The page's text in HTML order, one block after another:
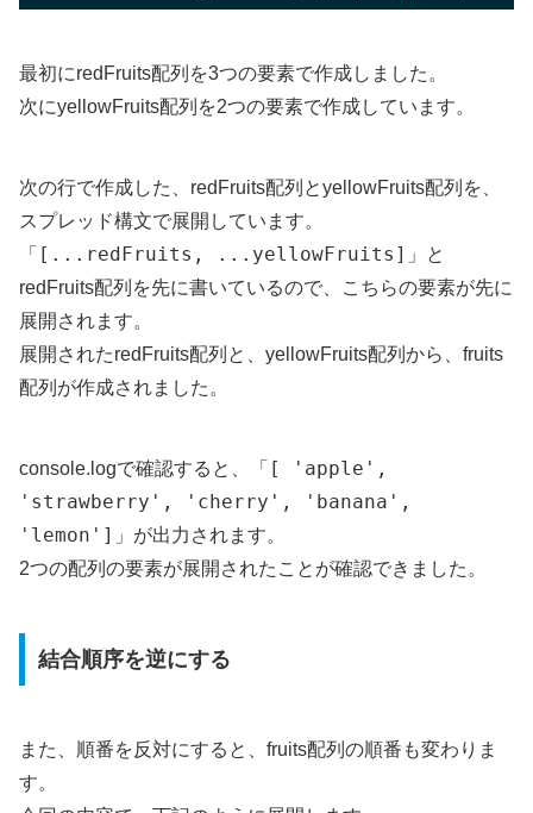
最初にredFruits配列を3つの要素で作成しました。
次にyellowFruits配列を2つの要素で作成しています。
次の行で作成した、redFruits配列とyellowFruits配列を、
スプレッド構文で展開しています。
「 [...redFruits, ...yellowFruits] 」と
redFruits配列を先に書いているので、こちらの要素が先に
展開されます。
展開されたredFruits配列と、yellowFruits配列から、fruits
配列が作成されました。
console.logで確認すると、「 [ 'apple',
'strawberry', 'cherry', 'banana',
'lemon'] 」が出力されます。
2つの配列の要素が展開されたことが確認できました。
結合順序を逆にする
また、順番を反対にすると、fruits配列の順番も変わりま
す。